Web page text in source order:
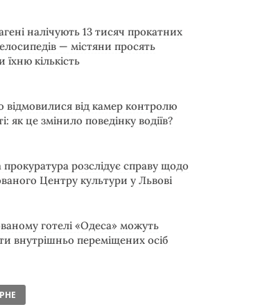
налічують 13 тисяч прокатних
— містяни просять
кількість
відмовилися від камер контролю
як це змінило поведінку водіїв?
розслідує справу щодо
Центру культури у Львові
готелі «Одеса» можуть
внутрішньо переміщених осіб